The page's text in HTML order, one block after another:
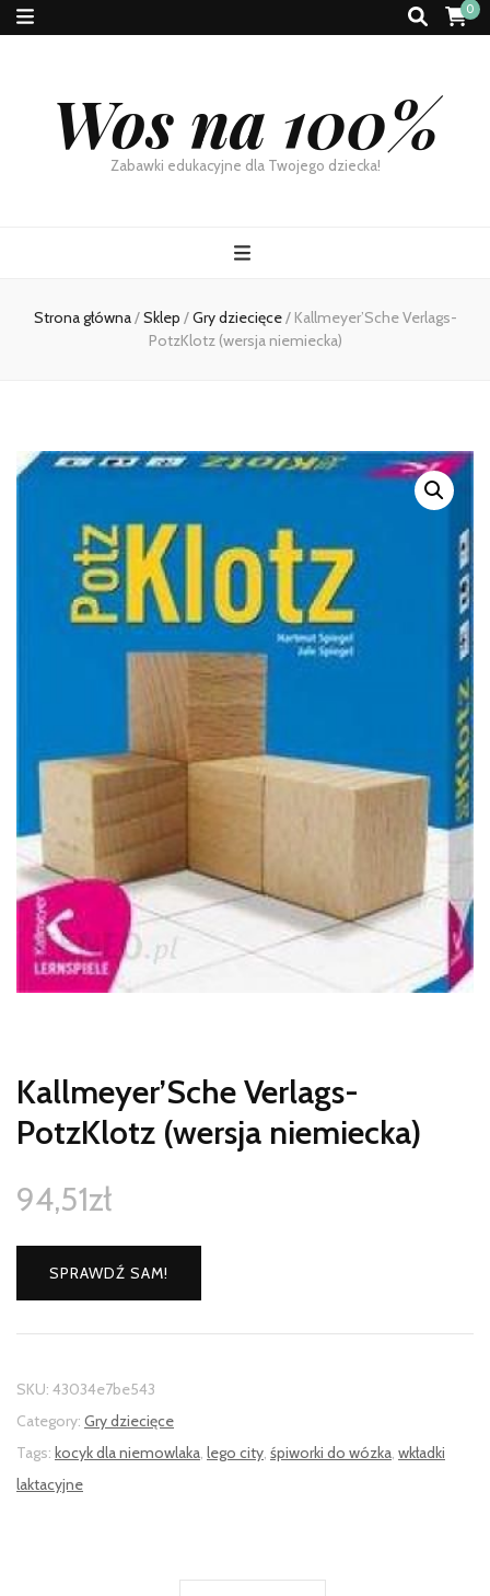
0
Wos na 100%
Zabawki edukacyjne dla Twojego dziecka!
Strona główna/Sklep /Gry dziecięce/ Kallmeyer’Sche Verlags-
PotzKlotz (wersja niemiecka)
Kallmeyer’Sche Verlags-
PotzKlotz (wersja niemiecka)
94,51zł
SPRAWDŹ SAM!
SKU: 43034e7be543
Category: Gry dziecięce
Tags: kocyk dla niemowlaka, lego city, śpiworki do wózka, wkładki
laktacyjne